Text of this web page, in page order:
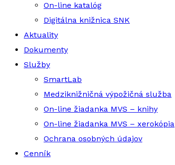
On-line katalóg
Digitálna knižnica SNK
Aktuality
Dokumenty
Služby
SmartLab
Medziknižničná výpožičná služba
On-line žiadanka MVS – knihy
On-line žiadanka MVS – xerokópia
Ochrana osobných údajov
Cenník